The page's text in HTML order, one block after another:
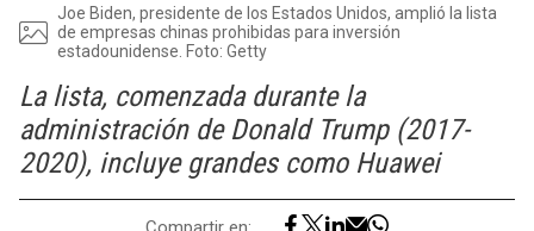
Joe Biden, presidente de los Estados Unidos, amplió la lista
de empresas chinas prohibidas para inversión
estadounidense. Foto: Getty
La lista, comenzada durante la
administración de Donald Trump (2017-
2020), incluye grandes como Huawei